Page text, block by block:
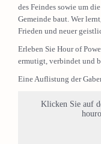
des Feindes sowie um
Gemeinde baut. Wer
Frieden und neuer
Erleben Sie Hour of
ermutigt, verbindet und
Eine Auflistung der
Klicken Sie auf